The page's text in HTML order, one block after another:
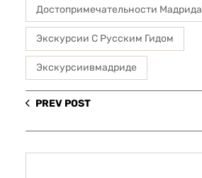
Достопримечательности Мадрида
Экскурсии С Русским Гидом
Экскурсиивмадриде
PREV POST